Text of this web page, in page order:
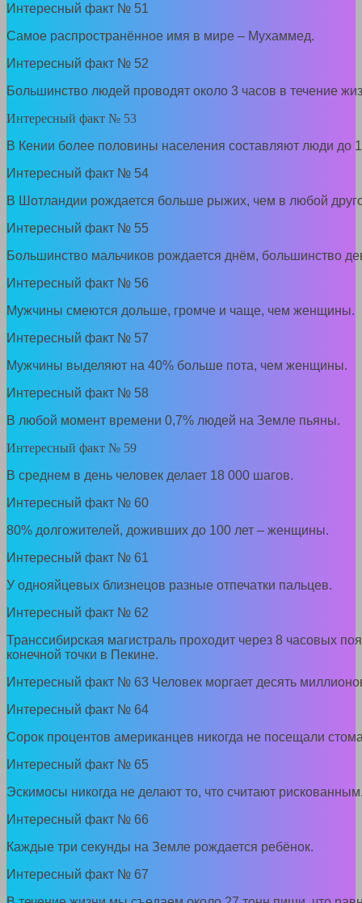
Интересный факт № 51
Самое распространённое имя в мире – Мухаммед.
Интересный факт № 52
Большинство людей проводят около 3 часов в течение
Интересный факт № 53
В Кении более половины населения составляют люди до
Интересный факт № 54
В Шотландии рождается больше рыжих, чем в любой
Интересный факт № 55
Большинство мальчиков рождается днём, большинство
Интересный факт № 56
Мужчины смеются дольше, громче и чаще, чем женщины.
Интересный факт № 57
Мужчины выделяют на 40% больше пота, чем женщины.
Интересный факт № 58
В любой момент времени 0,7% людей на Земле пьяны.
Интересный факт № 59
В среднем в день человек делает 18 000 шагов.
Интересный факт № 60
80% долгожителей, доживших до 100 лет – женщины.
Интересный факт № 61
У однояйцевых близнецов разные отпечатки пальцев.
Интересный факт № 62
Транссибирская магистраль проходит через 8 часовых
конечной точки в Пекине.
Интересный факт № 63 Человек моргает десять
Интересный факт № 64
Сорок процентов американцев никогда не посещали
Интересный факт № 65
Эскимосы никогда не делают то, что считают
Интересный факт № 66
Каждые три секунды на Земле рождается ребёнок.
Интересный факт № 67